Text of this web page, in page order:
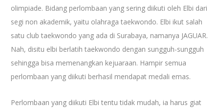
olimpiade. Bidang perlombaan yang sering diikuti oleh Elbi dari
segi non akademik, yaitu olahraga taekwondo. Elbi ikut salah
satu club taekwondo yang ada di Surabaya, namanya JAGUAR.
Nah, disitu elbi berlatih taekwondo dengan sungguh-sungguh
sehingga bisa memenangkan kejuaraan. Hampir semua
perlombaan yang diikuti berhasil mendapat medali emas.
Perlombaan yang diikuti Elbi tentu tidak mudah, ia harus giat